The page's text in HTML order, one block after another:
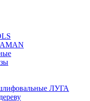
ЛУГА